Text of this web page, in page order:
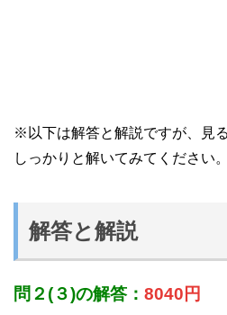
※以下は解答と解説ですが、見
しっかりと解いてみてください。
解答と解説
問２(３)の解答： 8040円